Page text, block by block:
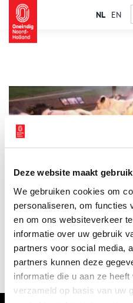
Deze website maakt
We gebruiken cookies om
personaliseren, om functies
en om ons websiteverkeer
informatie over uw gebruik
partners voor social media,
partners kunnen deze
informatie die u aan ze
verzameld op basis van uw
NL EN
Paasvee in Schagen. Sinds
evenement waar mensen uit de
Centraal staat de veekeuring
met veel en mals vlees. De
eeuwige roem, wat daarna op
wordt. Waar komt dit vandaan
Pasen te maken?